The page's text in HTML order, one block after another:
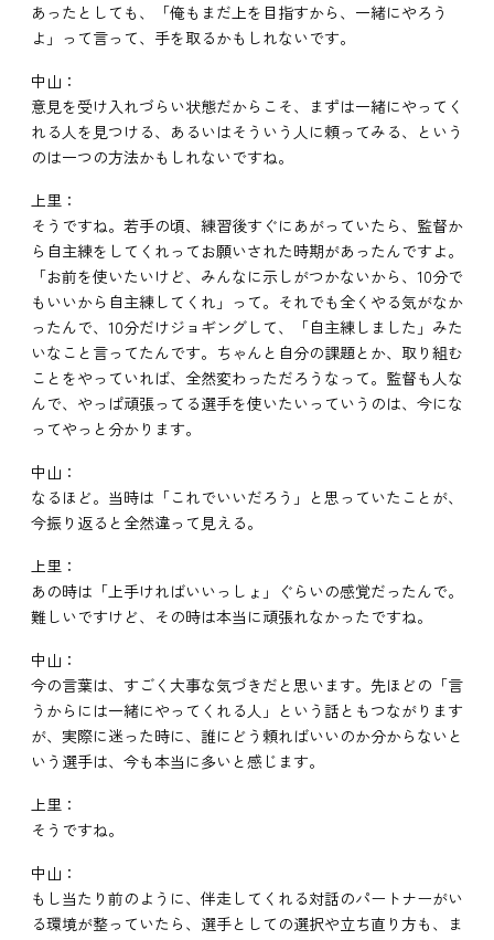
あったとしても、「俺もまだ上を目指すから、一緒にやろう
よ」って言って、手を取るかもしれないです。
中山：
意見を受け入れづらい状態だからこそ、まずは一緒にやってく
れる人を見つける、あるいはそういう人に頼ってみる、という
のは一つの方法かもしれないですね。
上里：
そうですね。若手の頃、練習後すぐにあがっていたら、監督か
ら自主練をしてくれってお願いされた時期があったんですよ。
「お前を使いたいけど、みんなに示しがつかないから、10分で
もいいから自主練してくれ」って。それでも全くやる気がなか
ったんで、10分だけジョギングして、「自主練しました」みた
いなこと言ってたんです。ちゃんと自分の課題とか、取り組む
ことをやっていれば、全然変わっただろうなって。監督も人な
んで、やっぱ頑張ってる選手を使いたいっていうのは、今にな
ってやっと分かります。
中山：
なるほど。当時は「これでいいだろう」と思っていたことが、
今振り返ると全然違って見える。
上里：
あの時は「上手ければいいっしょ」ぐらいの感覚だったんで。
難しいですけど、その時は本当に頑張れなかったですね。
中山：
今の言葉は、すごく大事な気づきだと思います。先ほどの「言
うからには一緒にやってくれる人」という話ともつながります
が、実際に迷った時に、誰にどう頼ればいいのか分からないと
いう選手は、今も本当に多いと感じます。
上里：
そうですね。
中山：
もし当たり前のように、伴走してくれる対話のパートナーがい
る環境が整っていたら、選手としての選択や立ち直り方も、ま